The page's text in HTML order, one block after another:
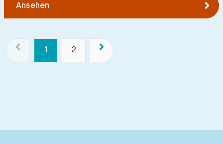
Ansehen
1 2